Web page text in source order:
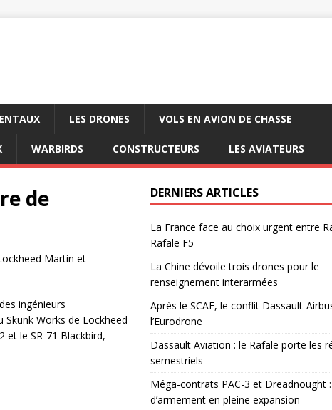
LES DRONES VOLS EN AVION DE CHASSE
WARBIRDS CONSTRUCTEURS LES AVIATEURS
de
Martin et
ingénieurs
Skunk Works de Lockheed
et le SR-71 Blackbird,
DERNIERS ARTICLES
La France face au choix urgent entre
Rafale F5
La Chine dévoile trois drones pour le
renseignement interarmées
Après le SCAF, le conflit Dassault-
l’Eurodrone
Dassault Aviation : le Rafale porte les
semestriels
Méga-contrats PAC-3 et Dreadnought :
d’armement en pleine expansion